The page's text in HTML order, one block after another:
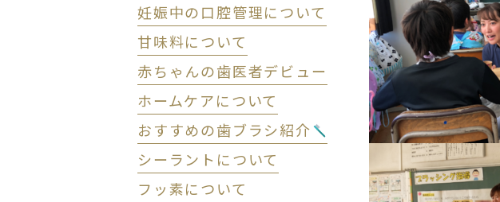
妊娠中の口腔管理について
甘味料について
赤ちゃんの歯医者デビュー
ホームケアについて
おすすめの歯ブラシ紹介
シーラントについて
フッ素について